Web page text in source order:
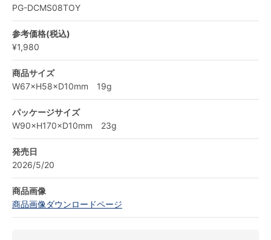
PG-DCMS08TOY
参考価格(税込)
¥1,980
商品サイズ
W67×H58×D10mm 19g
パッケージサイズ
W90×H170×D10mm 23g
発売日
2026/5/20
商品画像
商品画像ダウンロードページ